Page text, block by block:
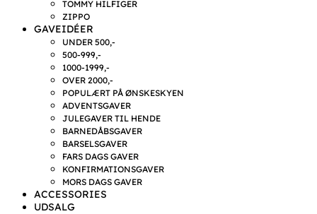
TOMMY HILFIGER
ZIPPO
GAVEIDÉER
UNDER 500,-
500-999,-
1000-1999,-
OVER 2000,-
POPULÆRT PÅ ØNSKESKYEN
ADVENTSGAVER
JULEGAVER TIL HENDE
BARNEDÅBSGAVER
BARSELSGAVER
FARS DAGS GAVER
KONFIRMATIONSGAVER
MORS DAGS GAVER
ACCESSORIES
UDSALG